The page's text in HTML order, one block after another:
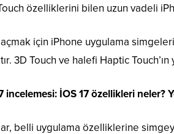
özelliklerini bilen uzun vadeli
açmak için iPhone uygulama
3D Touch ve halefi Haptic Touch’ın
incelemesi: İOS 17 özellikleri neler?
belli uygulama özelliklerine